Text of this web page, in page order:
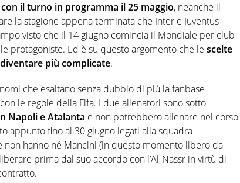
il turno in programma il 25 maggio, neanche il
la stagione appena terminata che Inter e Juventus
visto che il 14 giugno comincia il Mondiale per club
protagoniste. Ed è su questo argomento che le scelte
più complicate.
che esaltano senza dubbio di più la fanbase
le regole della Fifa. I due allenatori sono sotto
Napoli e Atalanta e non potrebbero allenare nel corso
appunto fino al 30 giugno legati alla squadra
non hanno né Mancini (in questo momento libero da
prima dal suo accordo con l’Al-Nassr in virtù di